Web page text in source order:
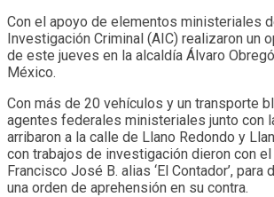
Con el apoyo de elementos ministeriales
Investigación Criminal (AIC) realizaron un
de este jueves en la alcaldía Álvaro
México.
Con más de 20 vehículos y un transporte
agentes federales ministeriales junto con
arribaron a la calle de Llano Redondo y
con trabajos de investigación dieron con
Francisco José B. alias ‘El Contador’, para
una orden de aprehensión en su contra.